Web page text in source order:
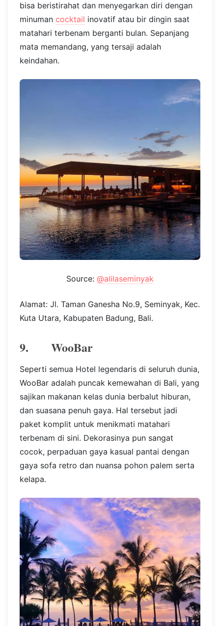
bisa beristirahat dan menyegarkan diri dengan
minuman cocktail inovatif atau bir dingin saat
matahari terbenam berganti bulan. Sepanjang
mata memandang, yang tersaji adalah
keindahan.
Source: @alilaseminyak
Alamat: Jl. Taman Ganesha No.9, Seminyak, Kec.
Kuta Utara, Kabupaten Badung, Bali.
9. WooBar
Seperti semua Hotel legendaris di seluruh dunia,
WooBar adalah puncak kemewahan di Bali, yang
sajikan makanan kelas dunia berbalut hiburan,
dan suasana penuh gaya. Hal tersebut jadi
paket komplit untuk menikmati matahari
terbenam di sini. Dekorasinya pun sangat
cocok, perpaduan gaya kasual pantai dengan
gaya sofa retro dan nuansa pohon palem serta
kelapa.